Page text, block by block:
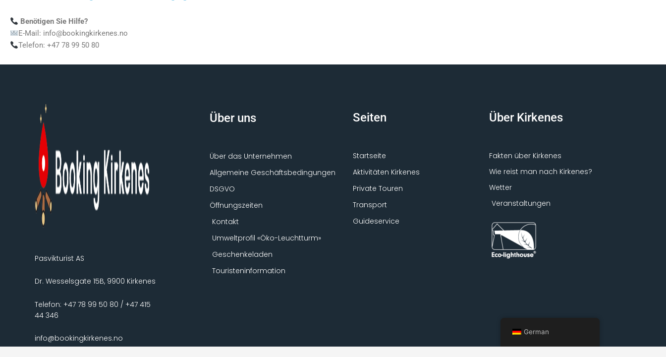
Benötigen Sie Hilfe?
E-Mail: info@bookingkirkenes.no
Telefon: +47 78 99 50 80
Pasvikturist AS
Dr. Wesselsgate 15B, 9900 Kirkenes
Telefon: +47 78 99 50 80 / +47 415
44 346
info@bookingkirkenes.no
Über uns
Über das Unternehmen
Allgemeine Geschäftsbedingungen
DSGVO
Öffnungszeiten
Kontakt
Umweltprofil «Öko-Leuchtturm»
Geschenkeladen
Touristeninformation
Seiten
Startseite
Aktivitäten Kirkenes
Private Touren
Transport
Guideservice
Über Kirkenes
Fakten über Kirkenes
Wie reist man nach Kirkenes?
Wetter
Veranstaltungen
German